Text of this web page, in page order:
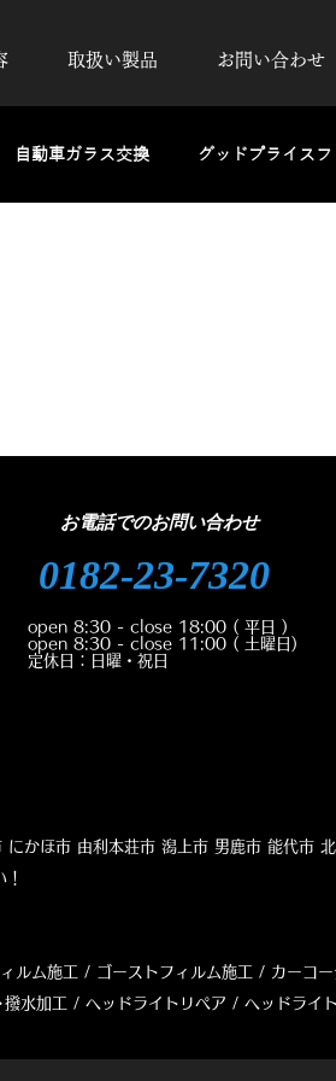
取扱い製品 お問い合わせ
自動車ガラス交換 グッドプライス
ーティング
0182-23-7320
お電話でのお問い合わせ
open 8:30 - close 18:00 ( 平日 )
open 8:30 - close 11:00 ( 土曜日)
定休日：日曜・祝日
かほ市 由利本荘市 潟上市 男鹿市 能代市
ルム施工 / ゴーストフィルム施工 / カーコ
撥水加工 / ヘッドライトリペア / ヘッドライ